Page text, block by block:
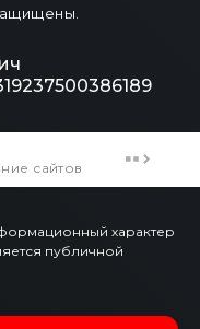
характер
публичной
сайтов